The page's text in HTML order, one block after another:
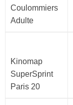
Coulommiers
Adulte
Kinomap
SuperSprint
Paris 20